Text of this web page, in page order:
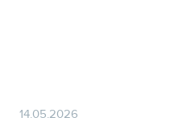
14.05.2026